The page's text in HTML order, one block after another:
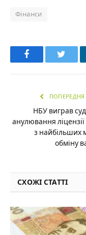
Фінанси
Facebook
ПОПЕРЕДНЯ
НБУ виграв
анулювання ліцензії
з найбільших
обміну
СХОЖІ СТАТТІ